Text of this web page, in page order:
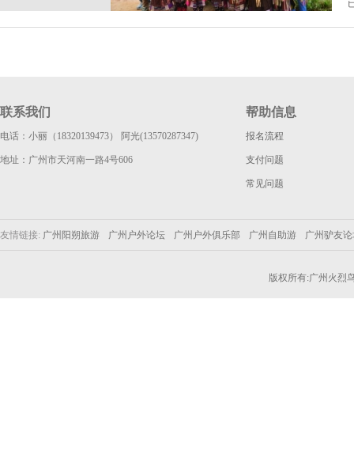
联系我们
电话：小丽（18320139473） 阿光(13570287347)
地址：广州市天河南一路4号606
帮助信息
报名流程
支付问题
常见问题
友情链接: 广州阳朔旅游 广州户外论坛 广州户外俱乐部 广州自助游 广州驴友
版权所有:广州火烈